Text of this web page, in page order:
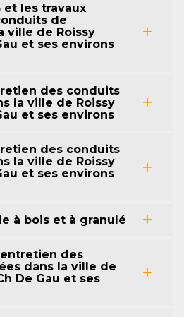
et les travaux
de
ville de Roissy
et ses environs
des conduits
la ville de Roissy
et ses environs
des conduits
la ville de Roissy
et ses environs
à bois et à granulé
des
dans la ville de
De Gau et ses